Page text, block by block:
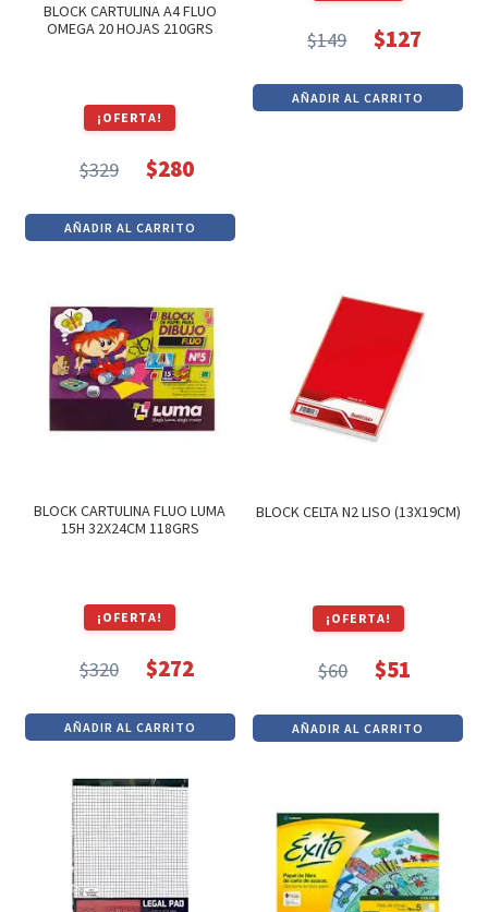
BLOCK CARTULINA A4 FLUO
OMEGA 20 HOJAS 210GRS
¡OFERTA!
$329
precio
original
$329.
$280
precio
actual
$280.
AÑADIR AL CARRITO
$149
precio
original
$127
precio
actual
AÑADIR AL CARRITO
BLOCK CARTULINA FLUO LUMA
15H 32X24CM 118GRS
¡OFERTA!
$320
precio
original
$320.
$272
precio
actual
$272.
AÑADIR AL CARRITO
BLOCK CELTA N2 LISO (13X19CM)
¡OFERTA!
$60
precio
original
$51
precio
actual
AÑADIR AL CARRITO